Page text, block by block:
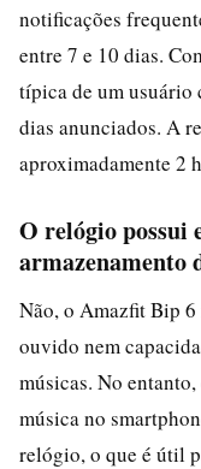
notificações
entre 7 e 10 dias.
típica de um usuário
dias anunciados. A
aproximadamente 2
O relógio possui
armazenamento
Não, o Amazfit Bip 6
ouvido nem
músicas. No
música no
relógio, o que é útil